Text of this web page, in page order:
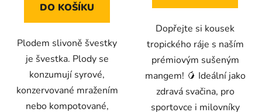
5
DO KOŠÍKU
Plodem slivoně švestky
je švestka. Plody se
konzumují syrové,
konzervované mražením
nebo kompotované,
Dopřejte si kousek
tropického ráje s naším
prémiovým sušeným
mangem! 🥭 Ideální jako
zdravá svačina, pro
sportovce i milovníky